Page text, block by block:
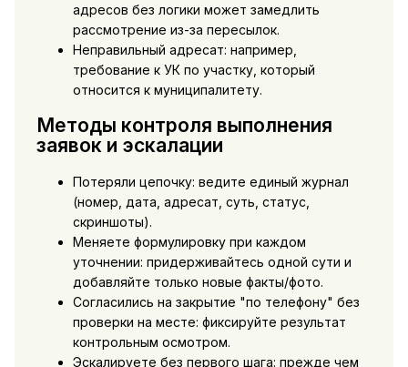
адресов без логики может замедлить
рассмотрение из-за пересылок.
Неправильный адресат: например,
требование к УК по участку, который
относится к муниципалитету.
Методы контроля выполнения
заявок и эскалации
Потеряли цепочку: ведите единый журнал
(номер, дата, адресат, суть, статус,
скриншоты).
Меняете формулировку при каждом
уточнении: придерживайтесь одной сути и
добавляйте только новые факты/фото.
Согласились на закрытие "по телефону" без
проверки на месте: фиксируйте результат
контрольным осмотром.
Эскалируете без первого шага: прежде чем